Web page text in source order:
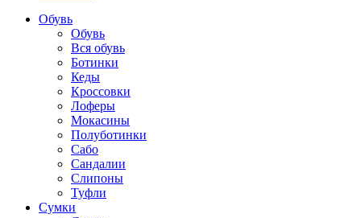
Обувь
Обувь
Вся обувь
Ботинки
Кеды
Кроссовки
Лоферы
Мокасины
Полуботинки
Сабо
Сандалии
Слипоны
Туфли
Сумки